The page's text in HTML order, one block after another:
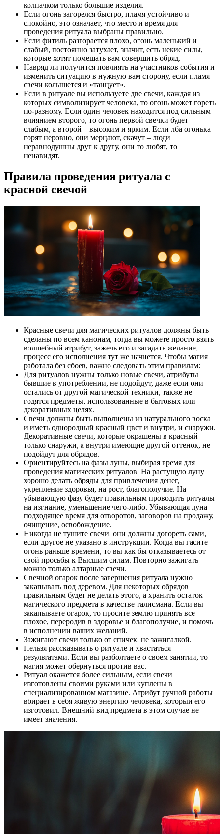
колпачком только большие изделия.
Если огонь загорелся быстро, пламя устойчиво и
спокойно, это означает, что место и время для
проведения ритуала выбраны правильно.
Если фитиль разгорается плохо, огонь маленький и
слабый, постоянно затухает, значит, есть некие силы,
которые хотят помешать вам совершить обряд.
Навряд ли получится повлиять на участников события и
изменить ситуацию в нужную вам сторону, если пламя
свечи колышется и «танцует».
Если в ритуале вы используете две свечи, каждая из
которых символизирует человека, то огонь может гореть
по-разному. Если один человек находится под сильным
влиянием второго, то огонь первой свечки будет
слабым, а второй – высоким и ярким. Если лба огонька
горят неровно, они мерцают, скачут – люди
неравнодушны друг к другу, они то любят, то
ненавидят.
Правила проведения ритуала с
красной свечой
Красные свечи для магических ритуалов должны быть
сделаны по всем канонам, тогда вы можете просто взять
волшебный атрибут, зажечь его и загадать желание,
процесс его исполнения тут же начнется. Чтобы магия
работала без сбоев, важно следовать этим правилам:
Для ритуалов нужны только новые свечи, атрибуты
бывшие в употреблении, не подойдут, даже если они
остались от другой магической техники, также не
годятся предметы, использованные в бытовых или
декоративных целях.
Свечи должны быть выполнены из натурального воска
и иметь однородный красный цвет и внутри, и снаружи.
Декоративные свечи, которые окрашены в красный
только снаружи, а внутри имеющие другой оттенок, не
подойдут для обрядов.
Ориентируйтесь на фазы луны, выбирая время для
проведения магических ритуалов. На растущую луну
хорошо делать обряды для привлечения денег,
укрепление здоровья, на рост, благополучие. На
убывающую фазу будет правильным проводить ритуалы
на изгнание, уменьшение чего-либо. Убывающая луна –
подходящее время для отворотов, заговоров на продажу,
очищение, освобождение.
Никогда не тушите свечи, они должны догореть сами,
если другое не указано в инструкции. Когда вы гасите
огонь раньше времени, то вы как бы отказываетесь от
свой просьбы к Высшим силам. Повторно зажигать
можно только алтарные свечи.
Свечной огарок после завершения ритуала нужно
закапывать под деревом. Для некоторых обрядов
правильным будет не делать этого, а хранить остаток
магического предмета в качестве талисмана. Если вы
закапываете огарок, то просите землю принять все
плохое, переродив в здоровье и благополучие, и помочь
в исполнении ваших желаний.
Зажигают свечи только от спичек, не зажигалкой.
Нельзя рассказывать о ритуале и хвастаться
результатами. Если вы разболтаете о своем занятии, то
магия может обернуться против вас.
Ритуал окажется более сильным, если свечи
изготовлены своими руками или куплены в
специализированном магазине. Атрибут ручной работы
вбирает в себя живую энергию человека, который его
изготовил. Внешний вид предмета в этом случае не
имеет значения.